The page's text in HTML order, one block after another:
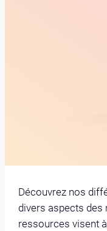
Découvrez nos
divers aspects des
ressources visent